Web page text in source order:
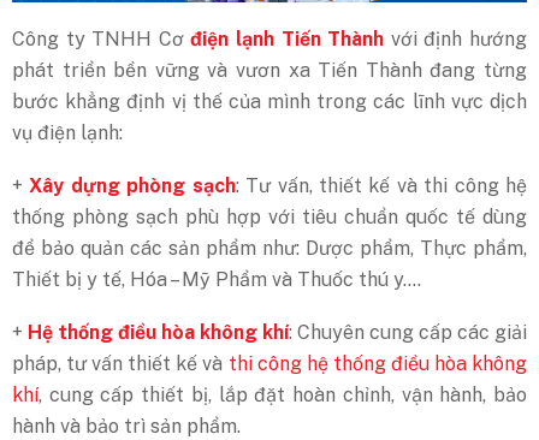
Công ty TNHH Cơđiện lạnh Tiến Thành với định hướng
phát triển bền vững và vươn xa Tiến Thành đang từng
bước khẳng định vị thế của mình trong các lĩnh vực dịch
vụ điện lạnh:
+Xây dựng phòng sạch: Tư vấn, thiết kế và thi công hệ
thống phòng sạch phù hợp với tiêu chuẩn quốc tế dùng
để bảo quản các sản phẩm như: Dược phẩm, Thực phẩm,
Thiết bị y tế, Hóa – Mỹ Phẩm và Thuốc thú y….
+ Hệ thống điều hòa không khí: Chuyên cung cấp các giải
pháp, tư vấn thiết kế và thi công hệ thống điều hòa không
khí, cung cấp thiết bị, lắp đặt hoàn chỉnh, vận hành, bảo
hành và bảo trì sản phẩm.